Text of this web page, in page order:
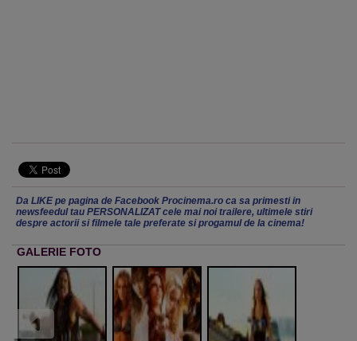
Da LIKE pe pagina de Facebook Procinema.ro ca sa primesti in
newsfeedul tau PERSONALIZAT cele mai noi trailere, ultimele stiri
despre actorii si filmele tale preferate si progamul de la cinema!
GALERIE FOTO